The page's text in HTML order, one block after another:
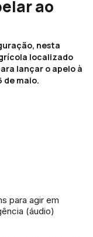
ao
nesta
localizado
lançar o apelo à
de maio.
para agir em
(áudio)